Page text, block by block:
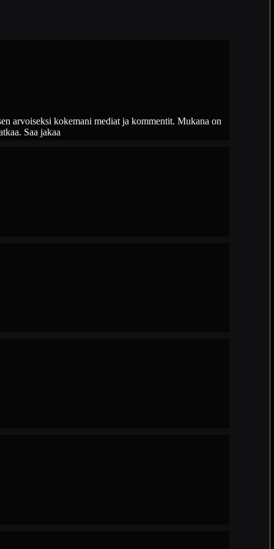
arvoiseksi kokemani mediat ja kommentit. Mukana on
Saa jakaa